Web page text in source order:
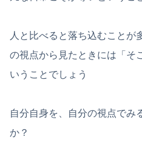
人と比べると落ち込むことが
の視点から見たときには「そ
いうことでしょう
自分自身を、自分の視点で
か？